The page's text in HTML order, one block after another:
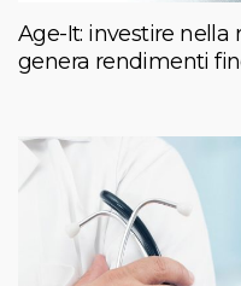
Age-It: investire nella
genera rendimenti